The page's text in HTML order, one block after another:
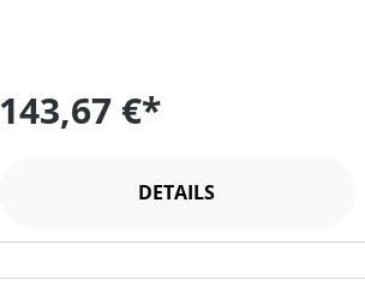
143,67 €*
DETAILS